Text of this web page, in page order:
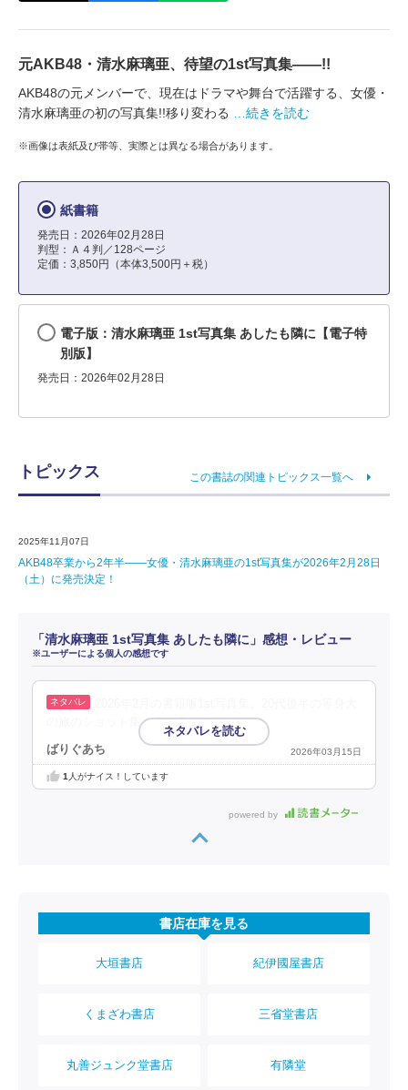
元AKB48・清水麻璃亜、待望の1st写真集――!!
AKB48の元メンバーで、現在はドラマや舞台で活躍する、女優・
清水麻璃亜の初の写真集!!移り変わる
…続きを読む
※画像は表紙及び帯等、実際とは異なる場合があります。
紙書籍
発売日：2026年02月28日
判型：Ａ４判／128ページ
定価：3,850円（本体3,500円＋税）
電子版：清水麻璃亜 1st写真集 あしたも隣に【電子特
別版】
発売日：2026年02月28日
トピックス この書誌の関連トピックス一覧へ
2025年11月07日
AKB48卒業から2年半――女優・清水麻璃亜の1st写真集が2026年2月28日
（土）に発売決定！
「清水麻璃亜 1st写真集 あしたも隣に」感想・レビュー
※ユーザーによる個人の感想です
の旅のショット集。中々良い。
ばりぐあち 2026年03月15日
1 人がナイス！しています
powered by
書店在庫を見る
大垣書店 紀伊國屋書店
くまざわ書店 三省堂書店
丸善ジュンク堂書店 有隣堂